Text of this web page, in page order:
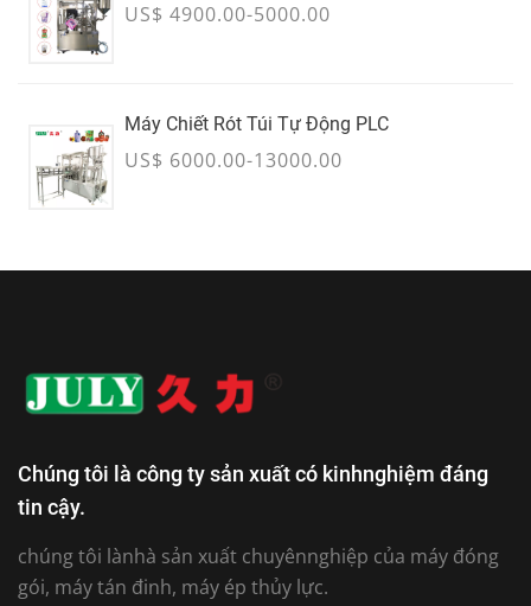
US$ 4900.00-5000.00
Máy Chiết Rót Túi Tự Động PLC
US$ 6000.00-13000.00
Chúng tôi là công ty sản xuất có kinhnghiệm đáng
tin cậy.
chúng tôi lànhà sản xuất chuyênnghiệp của máy đóng
gói, máy tán đinh, máy ép thủy lực.